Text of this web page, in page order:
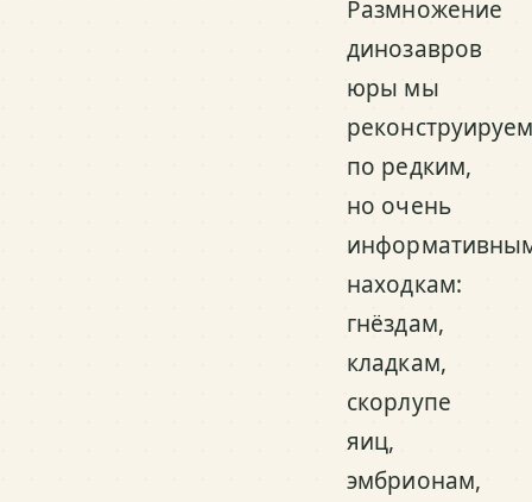
Размножение
динозавров
юры мы
по редким,
но очень
находкам:
гнёздам,
кладкам,
скорлупе
яиц,
эмбрионам,